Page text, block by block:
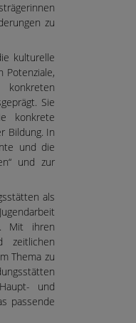
zu
kulturelle
Potenziale,
Sie
konkrete
Bildung. In
und die
und zur
als
Mit ihren
zeitlichen
Thema zu
und
passende